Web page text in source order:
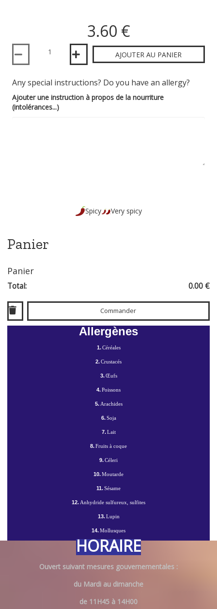
3.60 €
Quantité
AJOUTER AU PANIER
Any special instructions? Do you have an allergy?
Ajouter une instruction à propos de la nourriture
(intolérances...)
Spicy Very spicy
Panier
Panier
Total: 0.00 €
Commander
Allergènes
1.Céréales
2.Crustacés
3.Œufs
4.Poissons
5.Arachides
6.Soja
7.Lait
8.Fruits à coque
9.Céleri
10.Moutarde
11.Sésame
12.Anhydride sulfureux, sulfites
13.Lupin
14.Mollusques
HORAIRE
Ouvert suivant mesures gouvernementales :
du Mardi au dimanche
de 11H45 à 14H00